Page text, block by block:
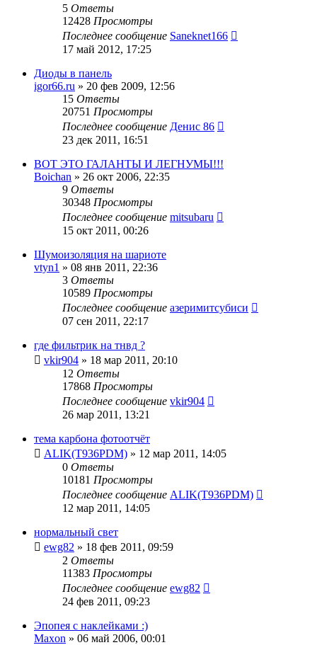
5 Ответы
12428 Просмотры
Последнее сообщение Saneknet166
17 май 2012, 17:25
Диоды в панель
igor66.ru » 20 фев 2009, 12:56
15 Ответы
20751 Просмотры
Последнее сообщение Денис 86
23 дек 2011, 16:51
ВОТ ЭТО ГАЛАНТЫ И ЛЕГНУМЫ!!!
Boichan » 26 окт 2006, 22:35
9 Ответы
30348 Просмотры
Последнее сообщение mitsubaru
15 окт 2011, 00:26
Шумоизоляция на шариоте
vtyn1 » 08 янв 2011, 22:36
3 Ответы
10589 Просмотры
Последнее сообщение азеримитсубиси
07 сен 2011, 22:17
где фильтрик на тнвд ?
vkir904 » 18 мар 2011, 20:10
12 Ответы
17868 Просмотры
Последнее сообщение vkir904
26 мар 2011, 13:21
тема карбона фотоотчёт
ALIK(T936PDM) » 12 мар 2011, 14:05
0 Ответы
10181 Просмотры
Последнее сообщение ALIK(T936PDM)
12 мар 2011, 14:05
нормальный свет
ewg82 » 18 фев 2011, 09:59
2 Ответы
11383 Просмотры
Последнее сообщение ewg82
24 фев 2011, 09:23
Эпопея с наклейками :)
Maxon » 06 май 2006, 00:01